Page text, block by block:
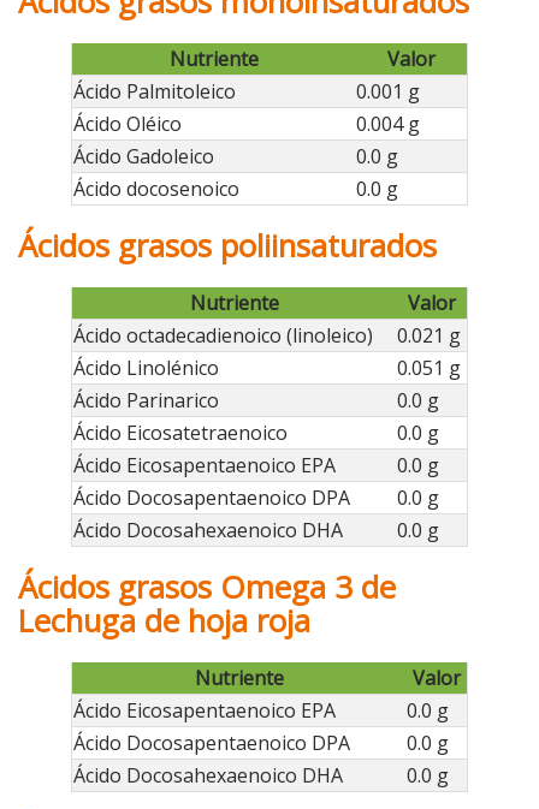
Nutriente
Valor
Ácido Palmitoleico
0.001 g
Ácido Oléico
0.004 g
Ácido Gadoleico
0.0 g
Ácido docosenoico
0.0 g
Ácidos grasos poliinsaturados
Nutriente
Valor
Ácido octadecadienoico (linoleico)
0.021 g
Ácido Linolénico
0.051 g
Ácido Parinarico
0.0 g
Ácido Eicosatetraenoico
0.0 g
Ácido Eicosapentaenoico EPA
0.0 g
Ácido Docosapentaenoico DPA
0.0 g
Ácido Docosahexaenoico DHA
0.0 g
Ácidos grasos Omega 3 de
Lechuga de hoja roja
Nutriente
Valor
Ácido Eicosapentaenoico EPA
0.0 g
Ácido Docosapentaenoico DPA
0.0 g
Ácido Docosahexaenoico DHA
0.0 g